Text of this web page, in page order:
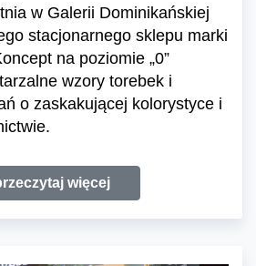
w Galerii Dominikańskiej
stacjonarnego sklepu marki
na poziomie „0”
wzory torebek i
o zaskakującej kolorystyce i
więcej